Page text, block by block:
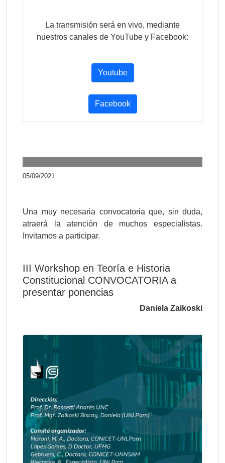
La transmisión será en vivo, mediante
nuestros canales de YouTube y Facebook:
Youtube
Facebook
05/09/2021
Una muy necesaria convocatoria que, sin duda,
atraerá la atención de muchos especialistas.
Invitamos a participar.
III Workshop en Teoría e Historia
Constitucional CONVOCATORIA a
presentar ponencias
Daniela Zaikoski